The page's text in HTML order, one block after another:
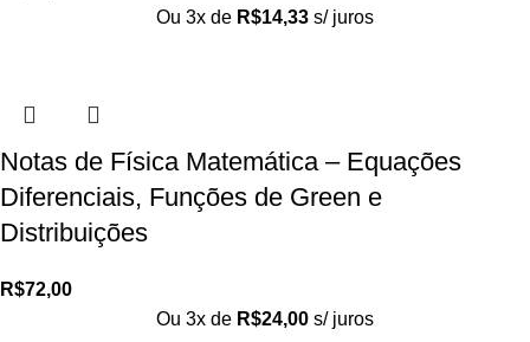
Ou 3x de R$14,33 s/ juros
Notas de Física Matemática – Equações
Diferenciais, Funções de Green e
Distribuições
R$72,00
Ou 3x de R$24,00 s/ juros